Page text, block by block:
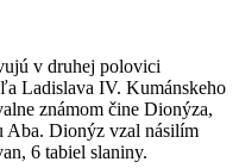
v druhej polovici
Ladislava IV. Kumánskeho
známom čine Dionýza,
Aba. Dionýz vzal násilím
6 tabiel slaniny.